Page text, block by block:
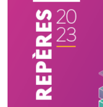
Ressources documentaires
Prix de l’OVE
Les OVE en région
EUROSTUDENT